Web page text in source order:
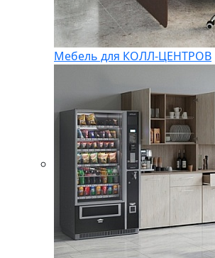
Мебель для КОЛЛ-ЦЕНТРОВ